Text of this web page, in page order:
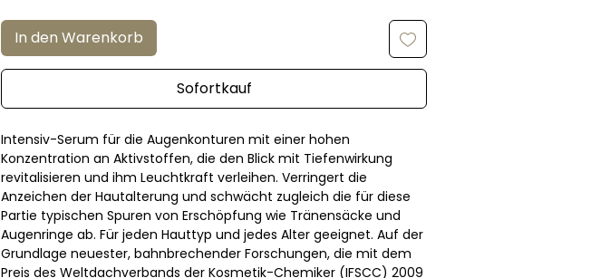
In den Warenkorb
Sofortkauf
Intensiv-Serum für die Augenkonturen mit einer hohen
Konzentration an Aktivstoffen, die den Blick mit Tiefenwirkung
revitalisieren und ihm Leuchtkraft verleihen. Verringert die
Anzeichen der Hautalterung und schwächt zugleich die für diese
Partie typischen Spuren von Erschöpfung wie Tränensäcke und
Augenringe ab. Für jeden Hauttyp und jedes Alter geeignet. Auf der
Grundlage neuester, bahnbrechender Forschungen, die mit dem
Preis des Weltdachverbands der Kosmetik-Chemiker (IFSCC) 2009